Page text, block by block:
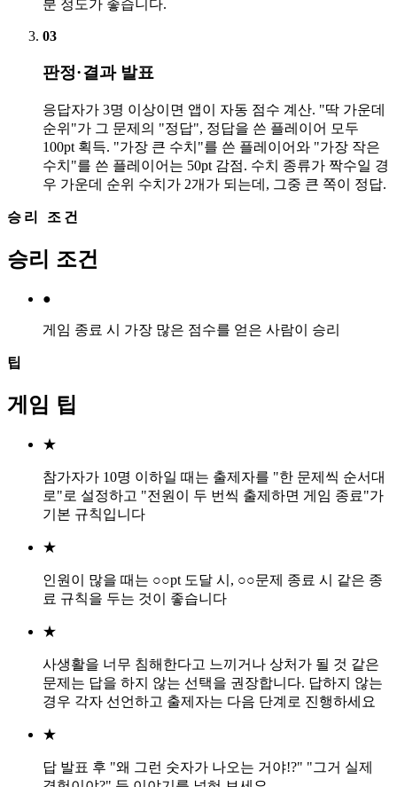
분 정도가 좋습니다.
03
판정·결과 발표
응답자가 3명 이상이면 앱이 자동 점수 계산. "딱 가운데
순위"가 그 문제의 "정답", 정답을 쓴 플레이어 모두
100pt 획득. "가장 큰 수치"를 쓴 플레이어와 "가장 작은
수치"를 쓴 플레이어는 50pt 감점. 수치 종류가 짝수일 경
우 가운데 순위 수치가 2개가 되는데, 그중 큰 쪽이 정답.
승리 조건
승리 조건
●
게임 종료 시 가장 많은 점수를 얻은 사람이 승리
팁
게임 팁
★
참가자가 10명 이하일 때는 출제자를 "한 문제씩 순서대
로"로 설정하고 "전원이 두 번씩 출제하면 게임 종료"가
기본 규칙입니다
★
인원이 많을 때는 ○○pt 도달 시, ○○문제 종료 시 같은 종
료 규칙을 두는 것이 좋습니다
★
사생활을 너무 침해한다고 느끼거나 상처가 될 것 같은
문제는 답을 하지 않는 선택을 권장합니다. 답하지 않는
경우 각자 선언하고 출제자는 다음 단계로 진행하세요
★
답 발표 후 "왜 그런 숫자가 나오는 거야!?" "그거 실제